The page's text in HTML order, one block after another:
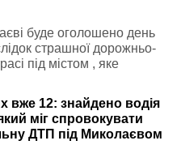
буде оголошено день
страшної дорожньо-
під містом , яке
вже 12: знайдено водія
міг спровокувати
ДТП під Миколаєвом